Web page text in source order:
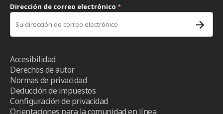
Dirección de correo electrónico *
Accesibilidad
Derechos de autor
Normas de privacidad
Deducción de impuestos
Configuración de privacidad
Orientaciones para la comunidad en línea